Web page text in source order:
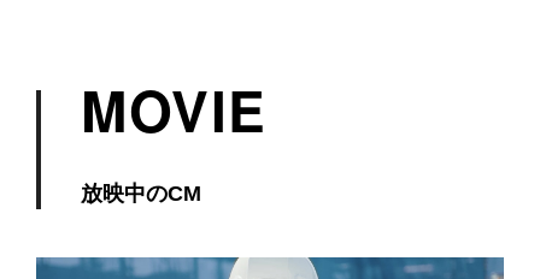
MOVIE
放映中のCM